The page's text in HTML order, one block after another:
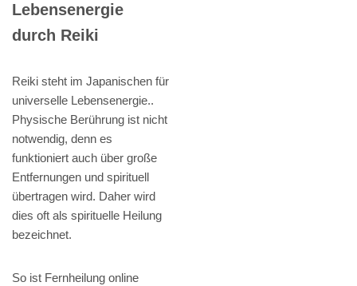
Lebensenergie
durch Reiki
Reiki steht im Japanischen für
universelle Lebensenergie..
Physische Berührung ist nicht
notwendig, denn es
funktioniert auch über große
Entfernungen und spirituell
übertragen wird. Daher wird
dies oft als spirituelle Heilung
bezeichnet.
So ist Fernheilung online